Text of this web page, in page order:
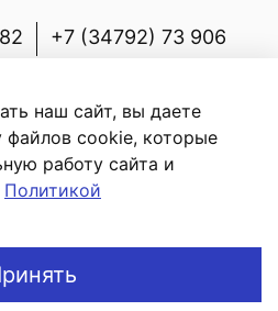
+7 (34792) 73 906
с.Новоабзаково, ул.
д.7
наш сайт, вы даете
файлов cookie, которые
работу сайта и
Политикой